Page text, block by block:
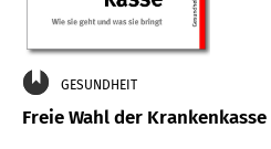
GESUNDHEIT
Freie Wahl der Krankenkasse